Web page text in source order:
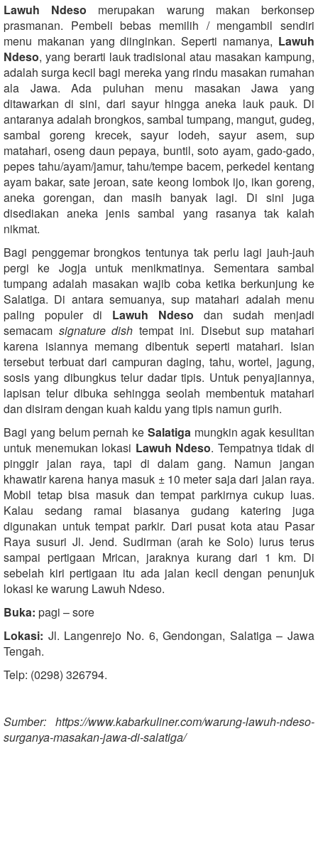
Lawuh Ndeso merupakan warung makan berkonsep
prasmanan. Pembeli bebas memilih / mengambil sendiri
menu makanan yang diinginkan. Seperti namanya, Lawuh
Ndeso, yang berarti lauk tradisional atau masakan kampung,
adalah surga kecil bagi mereka yang rindu masakan rumahan
ala Jawa. Ada puluhan menu masakan Jawa yang
ditawarkan di sini, dari sayur hingga aneka lauk pauk. Di
antaranya adalah brongkos, sambal tumpang, mangut, gudeg,
sambal goreng krecek, sayur lodeh, sayur asem, sup
matahari, oseng daun pepaya, buntil, soto ayam, gado-gado,
pepes tahu/ayam/jamur, tahu/tempe bacem, perkedel kentang
ayam bakar, sate jeroan, sate keong lombok ijo, ikan goreng,
aneka gorengan, dan masih banyak lagi. Di sini juga
disediakan aneka jenis sambal yang rasanya tak kalah
nikmat.
Bagi penggemar brongkos tentunya tak perlu lagi jauh-jauh
pergi ke Jogja untuk menikmatinya. Sementara sambal
tumpang adalah masakan wajib coba ketika berkunjung ke
Salatiga. Di antara semuanya, sup matahari adalah menu
paling populer di Lawuh Ndeso dan sudah menjadi
semacam signature dishtempat ini. Disebut sup matahari
karena isiannya memang dibentuk seperti matahari. Isian
tersebut terbuat dari campuran daging, tahu, wortel, jagung,
sosis yang dibungkus telur dadar tipis. Untuk penyajiannya,
lapisan telur dibuka sehingga seolah membentuk matahari
dan disiram dengan kuah kaldu yang tipis namun gurih.
Bagi yang belum pernah ke Salatigamungkin agak kesulitan
untuk menemukan lokasi Lawuh Ndeso. Tempatnya tidak di
pinggir jalan raya, tapi di dalam gang. Namun jangan
khawatir karena hanya masuk ± 10 meter saja dari jalan raya.
Mobil tetap bisa masuk dan tempat parkirnya cukup luas.
Kalau sedang ramai biasanya gudang katering juga
digunakan untuk tempat parkir. Dari pusat kota atau Pasar
Raya susuri Jl. Jend. Sudirman (arah ke Solo) lurus terus
sampai pertigaan Mrican, jaraknya kurang dari 1 km. Di
sebelah kiri pertigaan itu ada jalan kecil dengan penunjuk
lokasi ke warung Lawuh Ndeso.
Buka: pagi – sore
Lokasi: Jl. Langenrejo No. 6, Gendongan, Salatiga – Jawa
Tengah.
Telp: (0298) 326794.
Sumber: https://www.kabarkuliner.com/warung-lawuh-ndeso-
surganya-masakan-jawa-di-salatiga/